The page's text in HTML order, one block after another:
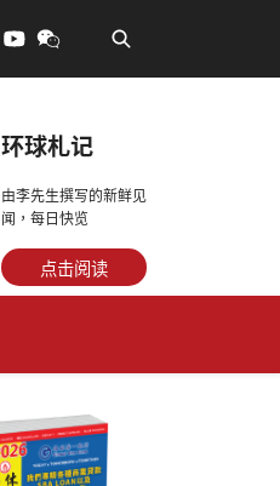
• 吃對了更年輕：花青素如何
环球札记
由李先生撰写的新鲜见
闻，每日快览
点击阅读